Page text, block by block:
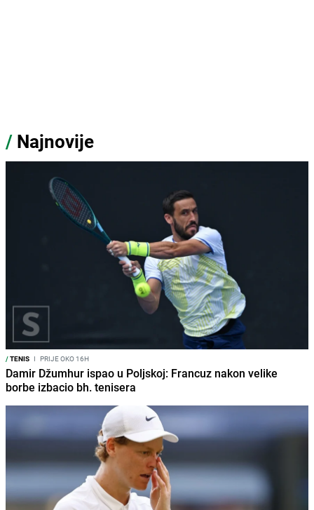
/ Najnovije
/TENIS I PRIJE OKO 16H
Damir Džumhur ispao u Poljskoj: Francuz nakon velike
borbe izbacio bh. tenisera